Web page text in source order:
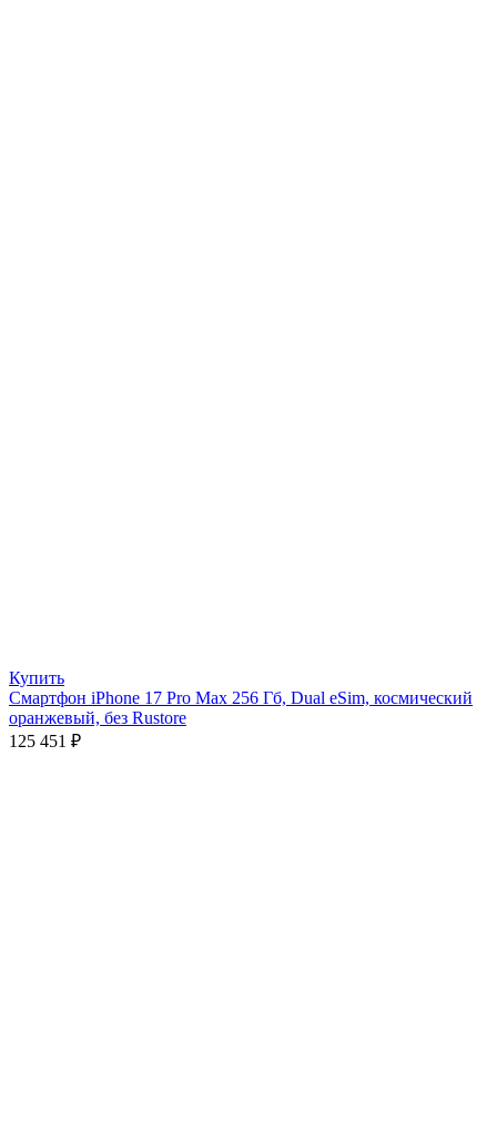
Купить
Смартфон iPhone 17 Pro Max 256 Гб, Dual eSim, космический
оранжевый, без Rustore
125 451 ₽